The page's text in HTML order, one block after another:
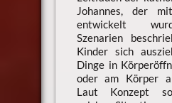
Johannes, der
entwickelt
Szenarien
Kinder sich
Dinge in
oder am Körper
Laut Konzept